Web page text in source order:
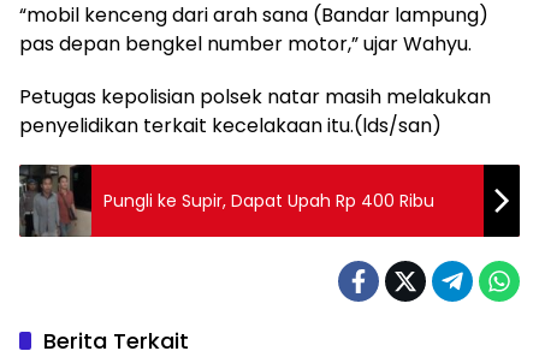
“mobil kenceng dari arah sana (Bandar lampung)
pas depan bengkel number motor,” ujar Wahyu.
Petugas kepolisian polsek natar masih melakukan
penyelidikan terkait kecelakaan itu.(lds/san)
Pungli ke Supir, Dapat Upah Rp 400 Ribu
Berita Terkait